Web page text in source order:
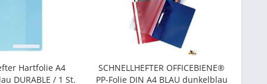
Hartfolie A4
DURABLE / 1 St.
SCHNELLHEFTER OFFICEBIENE®
PP-Folie DIN A4 BLAU dunkelblau